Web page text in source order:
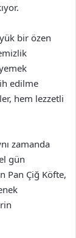
bir özen
edilme
hem lezzetli
zamanda
gün
Pan Çiğ Köfte,